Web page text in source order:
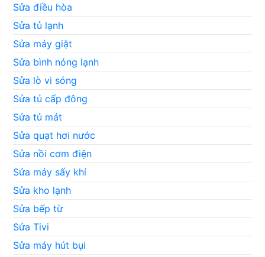
Sửa điều hòa
Sửa tủ lạnh
Sửa máy giặt
Sửa bình nóng lạnh
Sửa lò vi sóng
Sửa tủ cấp đông
Sửa tủ mát
Sửa quạt hơi nước
Sửa nồi cơm điện
Sửa máy sấy khí
Sửa kho lạnh
Sửa bếp từ
Sửa Tivi
Sửa máy hút bụi